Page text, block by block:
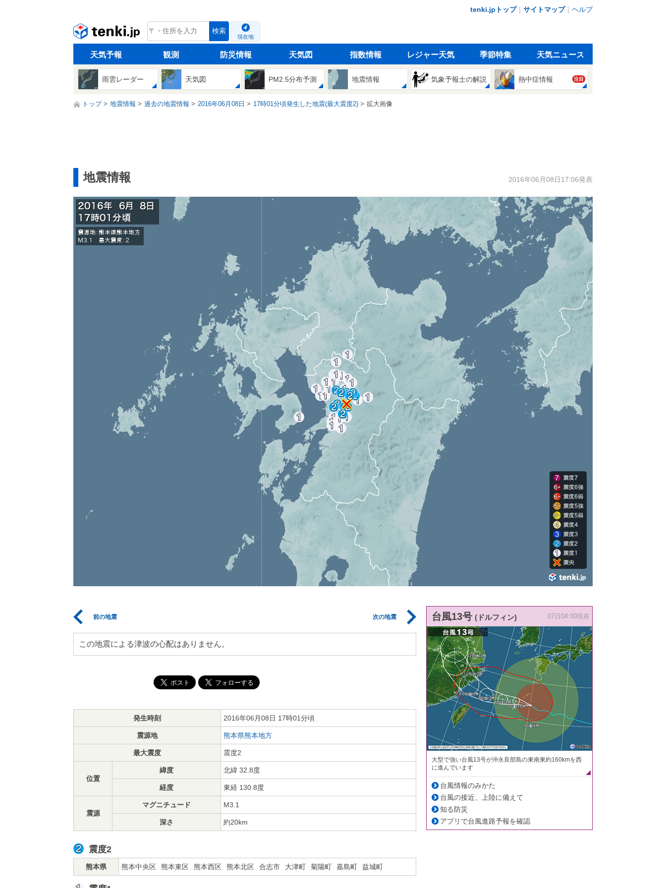
tenki.jpトップ｜ サイトマップ｜ ヘルプ
tenki.jp 検索
現在地
天気予報 観測 防災情報 天気図 指数情報 レジャー天気 季節特集 天気ニュース
雨雲レーダー 天気図 PM2.5分布予測 地震情報 気象予報士の解説 熱中症情報 注目
トップ 地震情報 過去の地震情報 2016年06月08日 17時01分頃発生した地震(最大震度2) 拡大画像
地震情報 2016年06月08日17:06発表
前の地震 次の地震
この地震による津波の心配はありません。
発生時刻 2016年06月08日 17時01分頃
震源地 熊本県熊本地方
最大震度 震度2
位置
緯度 北緯 32.8度
経度 東経 130.8度
震源
マグニチュード M3.1
深さ 約20km
震度2
熊本県 熊本中央区 熊本東区 熊本西区 熊本北区 合志市 大津町 菊陽町 嘉島町 益城町
台風13号 (ドルフィン) 07日04:00現在
大型で強い台風13号が沖永良部島の東南東約160kmを西
に進んでいます
台風情報のみかた
台風の接近、上陸に備えて
知る防災
アプリで台風進路予報を確認